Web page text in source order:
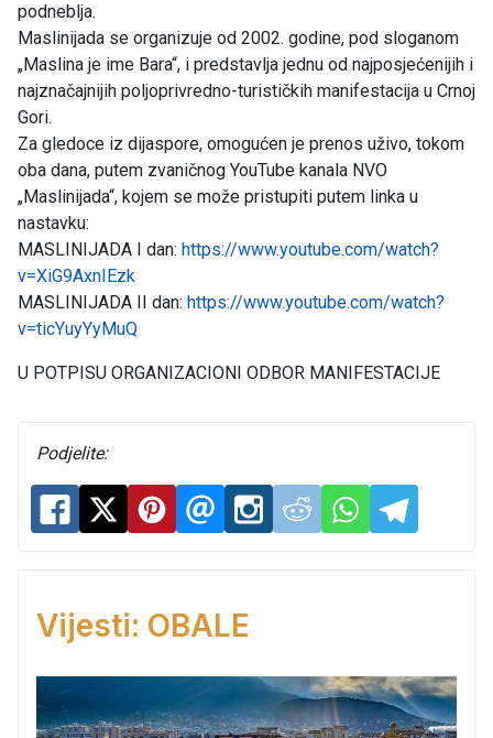
podneblja.
Maslinijada se organizuje od 2002. godine, pod sloganom
„Maslina je ime Bara“, i predstavlja jednu od najposjećenijih i
najznačajnijih poljoprivredno-turističkih manifestacija u Crnoj
Gori.
Za gledoce iz dijaspore, omogućen je prenos uživo, tokom
oba dana, putem zvaničnog YouTube kanala NVO
„Maslinijada“, kojem se može pristupiti putem linka u
nastavku:
MASLINIJADA I dan: https://www.youtube.com/watch?
v=XiG9AxnIEzk
MASLINIJADA II dan: https://www.youtube.com/watch?
v=ticYuyYyMuQ
U POTPISU ORGANIZACIONI ODBOR MANIFESTACIJE
Podjelite:
Vijesti: OBALE